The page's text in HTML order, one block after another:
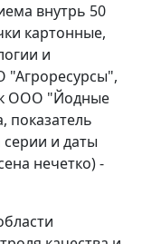
внутрь 50
картонные,
и
"Агроресурсы",
ООО "Йодные
показатель
и даты
нечетко) -